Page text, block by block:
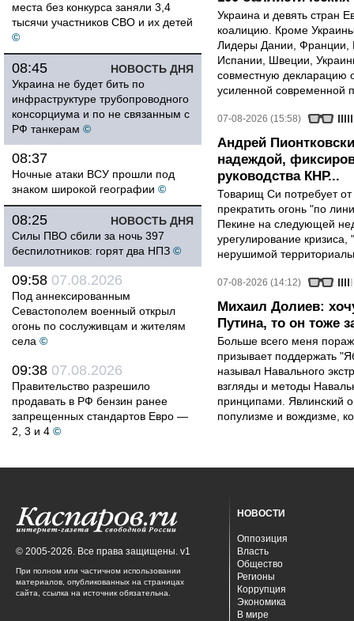
места без конкурса заняли 3,4
тысячи участников СВО и их детей
©
НОВОСТЬ ДНЯ
08:45
Украина не будет бить по
инфраструктуре трубопроводного
консорциума и по не связанным с
РФ танкерам ©
08:37
Ночные атаки ВСУ прошли под
знаком широкой географии ©
НОВОСТЬ ДНЯ
08:25
Силы ПВО сбили за ночь 397
беспилотников: горят два НПЗ ©
09:58 07.08.2026
Под аннексированным
Севастополем военный открыл
огонь по сослуживцам и жителям
села ©
09:38 07.08.2026
Правительство разрешило
продавать в РФ бензин ранее
запрещенных стандартов Евро —
2, 3 и 4 ©
Украина и девять стран
коалицию. Кроме
Лидеры Дании, Франции,
Испании, Швеции,
совместную декларацию
усиленной современной
07-08-2026 (15:58)
Андрей
надеждой,
руководства КНР...
Товарищ Си потребует
прекратить огонь "по
Пекине на следующей
урегулирование
нерушимой
07-08-2026 (14:12)
Михаил Долиев:
Путина, то он тоже
Больше всего меня
призывает поддержать
называл Навального
взгляды и методы
принципами. Явлинский
популизме и вождизме,
© 2005-2026. Все права защищены. v1
При полном или частичном использовании
материалов, опубликованных на страницах
сайта, ссылка на источник обязательна.
НОВОСТИ
Оппозиция
Власть
Общество
Регионы
Коррупция
Экономика
В мире